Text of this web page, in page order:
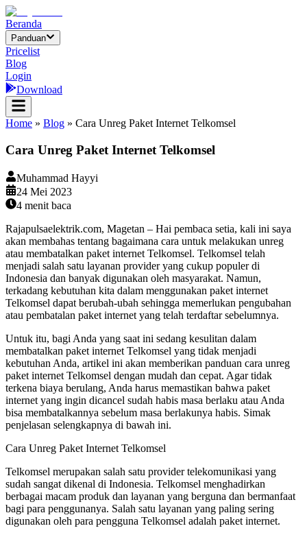
Beranda
Panduan
Pricelist
Blog
Login
Download
Home » Blog » Cara Unreg Paket Internet Telkomsel
Cara Unreg Paket Internet Telkomsel
Muhammad Hayyi
24 Mei 2023
4 menit baca
Rajapulsaelektrik.com, Magetan – Hai pembaca setia, kali ini saya
akan membahas tentang bagaimana cara untuk melakukan unreg
atau membatalkan paket internet Telkomsel. Telkomsel telah
menjadi salah satu layanan provider yang cukup populer di
Indonesia dan banyak digunakan oleh masyarakat. Namun,
terkadang kebutuhan kita dalam menggunakan paket internet
Telkomsel dapat berubah-ubah sehingga memerlukan pengubahan
atau pembatalan paket internet yang telah terdaftar sebelumnya.
Untuk itu, bagi Anda yang saat ini sedang kesulitan dalam
membatalkan paket internet Telkomsel yang tidak menjadi
kebutuhan Anda, artikel ini akan memberikan panduan cara unreg
paket internet Telkomsel dengan mudah dan cepat. Agar tidak
terkena biaya berulang, Anda harus memastikan bahwa paket
internet yang ingin dicancel sudah habis masa berlaku atau Anda
bisa membatalkannya sebelum masa berlakunya habis. Simak
penjelasan selengkapnya di bawah ini.
Cara Unreg Paket Internet Telkomsel
Telkomsel merupakan salah satu provider telekomunikasi yang
sudah sangat dikenal di Indonesia. Telkomsel menghadirkan
berbagai macam produk dan layanan yang berguna dan bermanfaat
bagi para penggunanya. Salah satu layanan yang paling sering
digunakan oleh para pengguna Telkomsel adalah paket internet.